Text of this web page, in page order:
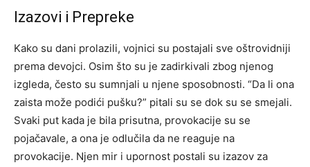
Izazovi i Prepreke
Kako su dani prolazili, vojnici su postajali sve oštrovidniji
prema devojci. Osim što su je zadirkivali zbog njenog
izgleda, često su sumnjali u njene sposobnosti. “Da li ona
zaista može podići pušku?” pitali su se dok su se smejali.
Svaki put kada je bila prisutna, provokacije su se
pojačavale, a ona je odlučila da ne reaguje na
provokacije. Njen mir i upornost postali su izazov za